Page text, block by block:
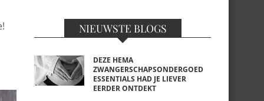
NIEUWSTE BLOGS
DEZE HEMA
ZWANGERSCHAPSONDERGOED
ESSENTIALS HAD JE LIEVER
EERDER ONTDEKT